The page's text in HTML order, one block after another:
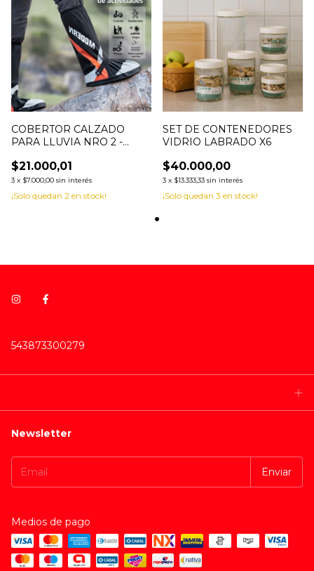
COBERTOR CALZADO
PARA LLUVIA NRO 2 -
$21.000,01
3 x $7.000,00 sin interés
¡Solo quedan 2 en stock!
SET DE CONTENEDORES
VIDRIO LABRADO X6
$40.000,00
3 x $13.333,33 sin interés
¡Solo quedan 3 en stock!
543873300279
Newsletter
Medios de pago